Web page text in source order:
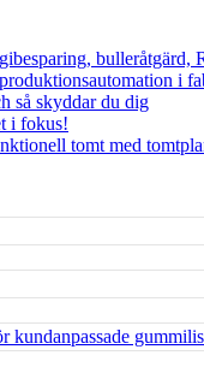
bulleråtgärd,
i
så skyddar du dig
i fokus!
tomt med